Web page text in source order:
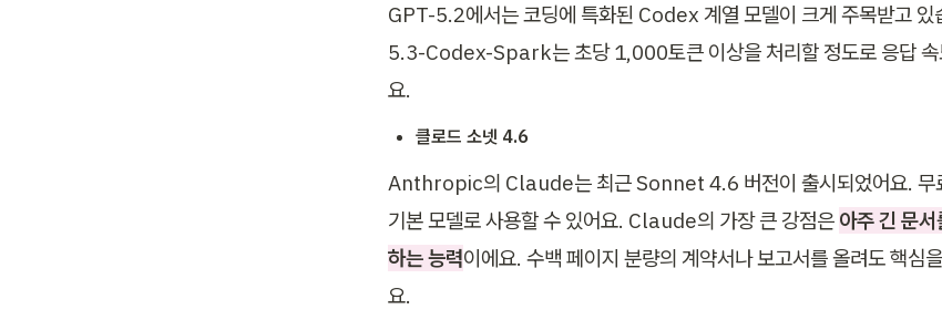
GPT-5.2에서는 코딩에 특화된 Codex 계열 모델이 크게 주목받고 있
5.3-Codex-Spark는 초당 1,000토큰 이상을 처리할 정도로 응답 속
요.
클로드 소넷 4.6
Anthropic의 Claude는 최근 Sonnet 4.6 버전이 출시되었어요. 무
기본 모델로 사용할 수 있어요. Claude의 가장 큰 강점은 아주 긴 문
하는 능력이에요. 수백 페이지 분량의 계약서나 보고서를 올려도 핵심
요.